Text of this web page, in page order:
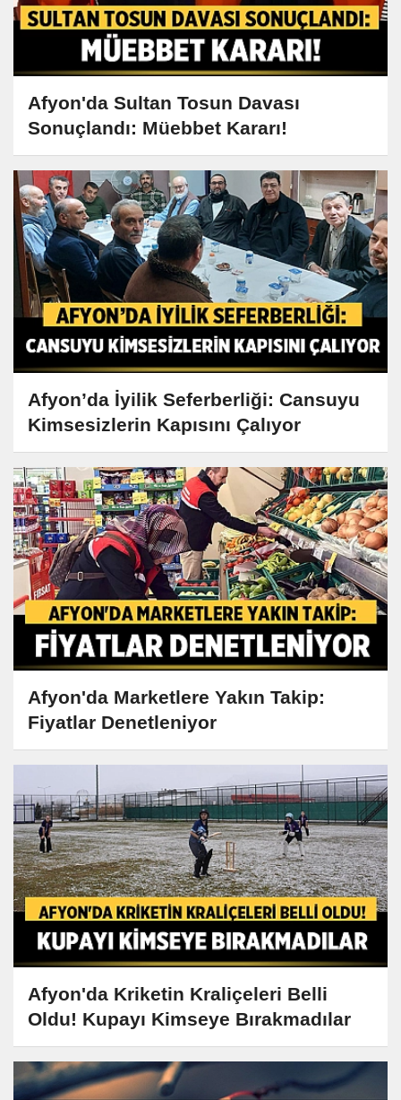
Afyon'da Sultan Tosun Davası
Sonuçlandı: Müebbet Kararı!
Afyon’da İyilik Seferberliği: Cansuyu
Kimsesizlerin Kapısını Çalıyor
Afyon'da Marketlere Yakın Takip:
Fiyatlar Denetleniyor
Afyon'da Kriketin Kraliçeleri Belli
Oldu! Kupayı Kimseye Bırakmadılar